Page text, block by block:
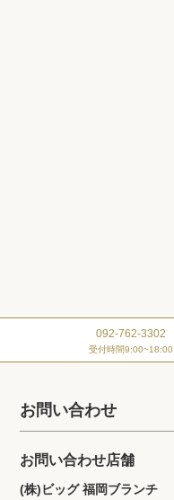
092-762-3302
受付時間9:00~18:00
お問い合わせ
お問い合わせ店舗
(株)ビッグ 福岡ブランチ